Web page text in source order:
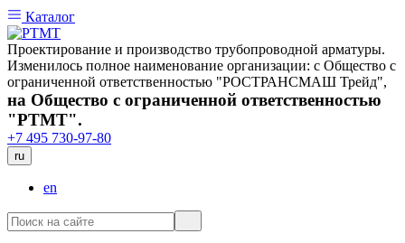
Каталог
Проектирование и производство трубопроводной арматуры.
Изменилось полное наименование организации: с Общество с
ограниченной ответственностью "РОСТРАНСМАШ Трейд",
на Общество с ограниченной ответственностью
"РТМТ".
+7 495 730-97-80
ru
en